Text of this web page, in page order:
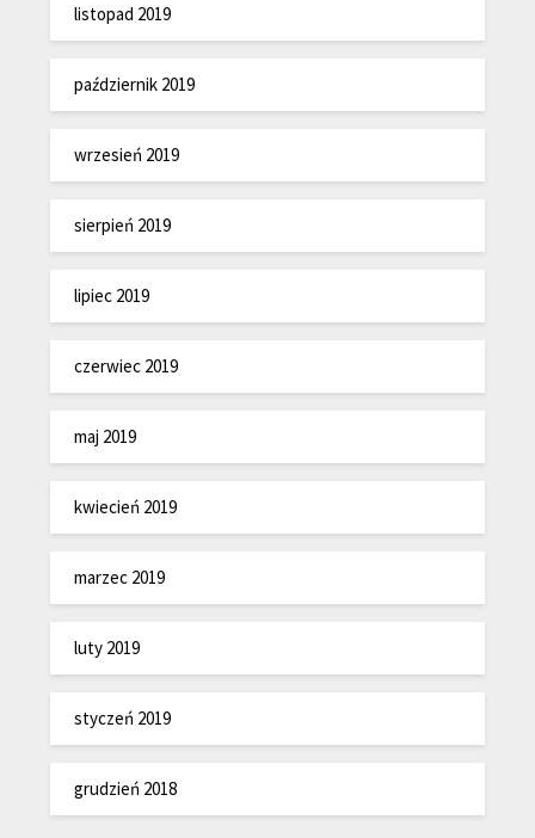
listopad 2019
październik 2019
wrzesień 2019
sierpień 2019
lipiec 2019
czerwiec 2019
maj 2019
kwiecień 2019
marzec 2019
luty 2019
styczeń 2019
grudzień 2018